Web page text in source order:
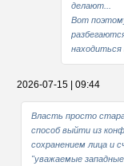
делают...
Вот
находиться
2026-07-15 | 09:44
Власть просто
способ выйти из
сохранением лица и
"уважаемые